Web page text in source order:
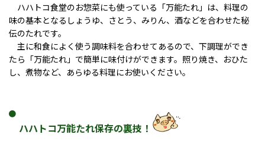
ハハトコ食堂のお惣菜にも使っている「万能たれ」は、料理の
味の基本となるしょうゆ、さとう、みりん、酒などを合わせた秘
伝のたれです。
主に和食によく使う調味料を合わせてあるので、下調理ができ
たら「万能たれ」で簡単に味付けができます。照り焼き、おひた
し、煮物など、あらゆる料理にお使いください。
ハハトコ万能たれ保存の裏技！